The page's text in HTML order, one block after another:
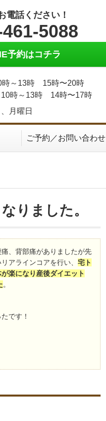
電話ください！
5088
予約はコチラ
時～13時 15時〜20時
10時～13時 14時〜17時
月曜日
ご予約／お問い合わせ
りました。
、背部痛がありましたが先
アラインコアを行い、 宅ト
楽になり産後ダイエット
。
です！